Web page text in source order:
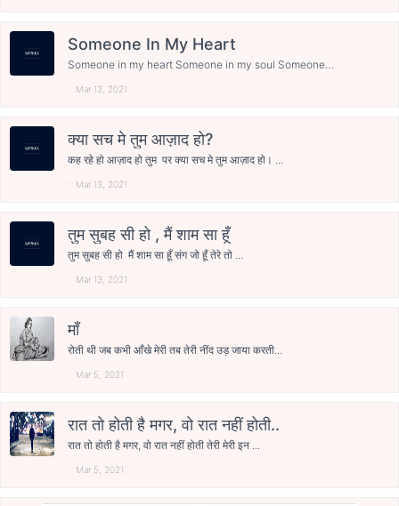
Someone In My Heart
Someone in my heart Someone in my soul Someone
Mar 13, 2021
क्या सच मे तुम आज़ाद हो?
कह रहे हो आज़ाद हो तुम पर क्या सच मे तुम आज़ाद हो। ...
Mar 13, 2021
तुम सुबह सी हो , मैं शाम सा हूँ
तुम सुबह सी हो मैं शाम सा हूँ संग जो हूँ तेरे तो ...
Mar 13, 2021
माँ
रोती थी जब कभी आँखे मेरी तब तेरी नींद उड़ जाया करती...
Mar 5, 2021
रात तो होती है मगर, वो रात नहीं होती..
रात तो होती है मगर, वो रात नहीं होती तेरी मेरी इन ...
Mar 5, 2021